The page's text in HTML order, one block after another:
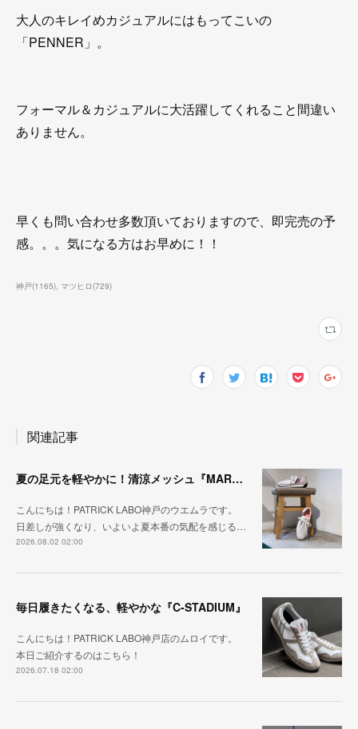
大人のキレイめカジュアルにはもってこいの
「PENNER」。
フォーマル＆カジュアルに大活躍してくれること間違い
ありません。
早くも問い合わせ多数頂いておりますので、即完売の予
感。。。気になる方はお早めに！！
神戸(1165) マツヒロ(729)
関連記事
夏の足元を軽やかに！清涼メッシュ『MARATHON-ME2』
こんにちは！PATRICK LABO神戸のウエムラです。
日差しが強くなり、いよいよ夏本番の気配を感じる…
2026.08.02 02:00
毎日履きたくなる、軽やかな『C-STADIUM』
こんにちは！PATRICK LABO神戸店のムロイです。
本日ご紹介するのはこちら！
2026.07.18 02:00